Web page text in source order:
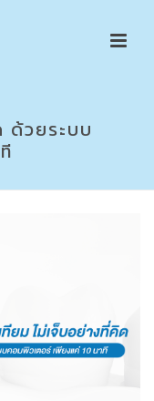
ด้วยระบบ